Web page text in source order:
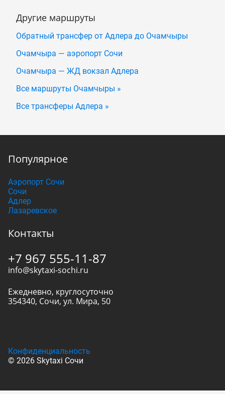
Другие маршруты
Обратный трансфер от Адлера до Очамчыры
Очамчыра — аэропорт Сочи
Очамчыра — ЖД вокзал Адлера
Все маршруты Очамчыры »
Все трансферы Адлера »
Популярное
Аэропорт Сочи
Сочи
Адлер
Лазаревское
Контакты
+7 967 555-11-87
info@skytaxi-sochi.ru
Ежедневно, круглосуточно
354340, Сочи, ул. Мира, 50
© 2026 Skytaxi Сочи
Конфиденциальность